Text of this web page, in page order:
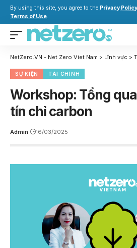
By using this site, you agree to the Privacy Policy
Terms of Use.
NetZero.VN - Net Zero Viet Nam > Lĩnh vực >
SỰ KIỆN TÀI CHÍNH
Workshop: Tổng
tín chỉ carbon
Admin 16/03/2025